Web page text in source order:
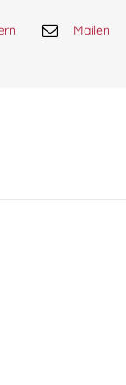
Mailen